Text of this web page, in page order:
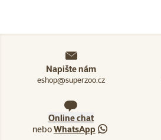
Napište nám
eshop@superzoo.cz
Online chat
neboWhatsApp